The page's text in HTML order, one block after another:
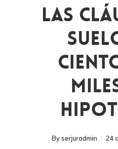
Las
Byserjuradmin
24